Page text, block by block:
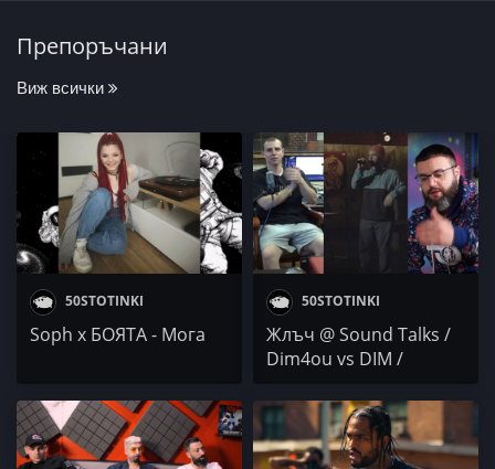
Препоръчани
Виж всички
50STOTINKI
Soph x БОЯТА - Мога
50STOTINKI
Жлъч @ Sound Talks /
Dim4ou vs DIM /
Rinkov